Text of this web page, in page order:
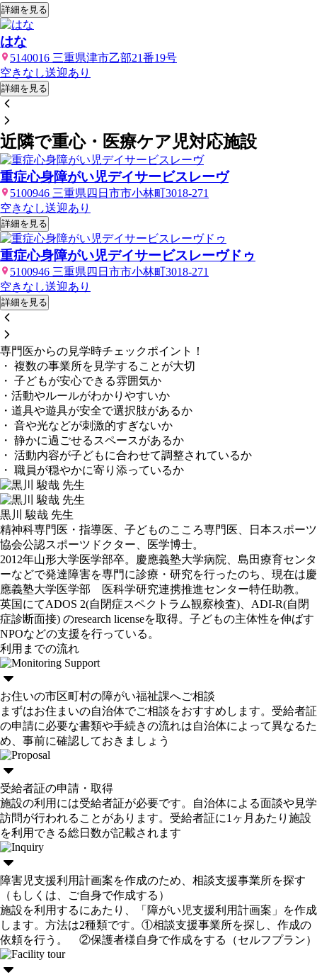
詳細を見る
はな
5140016 三重県津市乙部21番19号
空きなし送迎あり
詳細を見る
近隣で重心・医療ケア児対応施設
重症心身障がい児デイサービスレーヴ
5100946 三重県四日市市小林町3018-271
空きなし送迎あり
詳細を見る
重症心身障がい児デイサービスレーヴドゥ
5100946 三重県四日市市小林町3018-271
空きなし送迎あり
詳細を見る
専門医からの見学時チェックポイント！
・ 複数の事業所を見学することが大切
・ 子どもが安心できる雰囲気か
・活動やルールがわかりやすいか
・道具や遊具が安全で選択肢があるか
・ 音や光などが刺激的すぎないか
・ 静かに過ごせるスペースがあるか
・ 活動内容が子どもに合わせて調整されているか
・ 職員が穏やかに寄り添っているか
黒川 駿哉 先生
精神科専門医・指導医、子どものこころ専門医、日本スポーツ
協会公認スポーツドクター、医学博士。
2012年山形大学医学部卒。慶應義塾大学病院、島田療育センタ
ーなどで発達障害を専門に診療・研究を行ったのち、現在は慶
應義塾大学医学部 医科学研究連携推進センター特任助教。
英国にてADOS 2(自閉症スペクトラム観察検査)、ADI-R(自閉
症診断面接) のresearch licenseを取得。子どもの主体性を伸ばす
NPOなどの支援を行っている。
利用までの流れ
お住いの市区町村の障がい福祉課へご相談
まずはお住まいの自治体でご相談をおすすめします。受給者証
の申請に必要な書類や手続きの流れは自治体によって異なるた
め、事前に確認しておきましょう
受給者証の申請・取得
施設の利用には受給者証が必要です。自治体による面談や見学
訪問が行われることがあります。受給者証に1ヶ月あたり施設
を利用できる総日数が記載されます
障害児支援利用計画案を作成のため、相談支援事業所を探す
（もしくは、ご自身で作成する）
施設を利用するにあたり、「障がい児支援利用計画案」を作成
します。方法は2種類です。①相談支援事業所を探し、作成の
依頼を行う。 ②保護者様自身で作成をする（セルフプラン）